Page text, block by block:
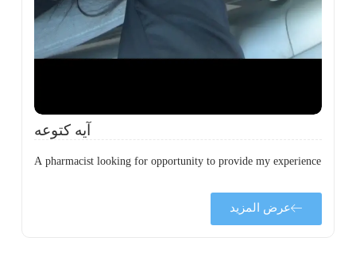
آيه كتوعه
A pharmacist looking for opportunity to provide my experience
عرض المزيد